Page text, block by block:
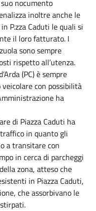
nocumento
inoltre anche le
P.zza Caduti le quali si
il loro fatturato. I
sono sempre
rispetto all’utenza.
(PC) è sempre
con possibilità
ha
di Piazza Caduti ha
in quanto gli
a transitare con
in cerca di parcheggi
zona, atteso che
in Piazza Caduti,
che assorbivano le